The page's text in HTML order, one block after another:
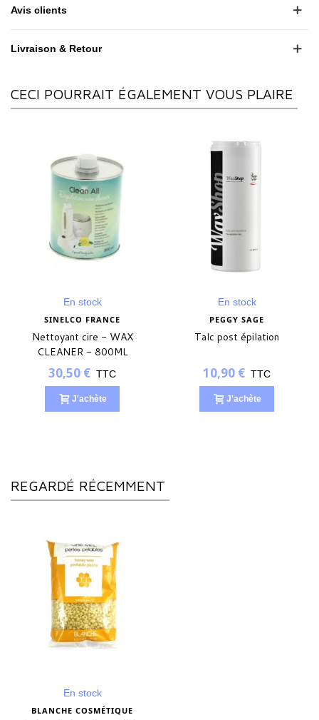
Avis clients
Livraison & Retour
CECI POURRAIT ÉGALEMENT VOUS PLAIRE
En stock
SINELCO FRANCE
Nettoyant cire - WAX
CLEANER - 800ML
30,50 € TTC
J'achète
En stock
PEGGY SAGE
Talc post épilation
10,90 € TTC
J'achète
REGARDÉ RÉCEMMENT
En stock
BLANCHE COSMÉTIQUE